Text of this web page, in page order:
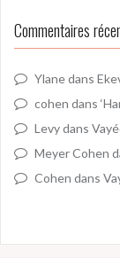
Commentaires
Ylanedans
cohen dans
Levydans
Meyer Cohen
Cohen dans